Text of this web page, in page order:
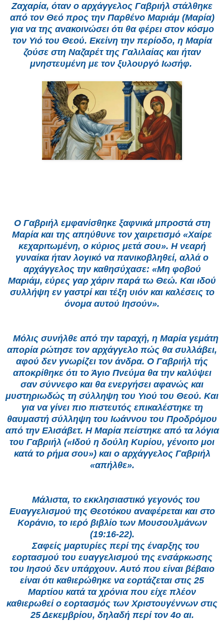
Ζαχαρία, όταν ο αρχάγγελος Γαβριήλ στάλθηκε
από τον Θεό προς την Παρθένο Μαριάμ (Μαρία)
για να της ανακοινώσει ότι θα φέρει στον κόσμο
τον Υιό του Θεού. Εκείνη την περίοδο, η Μαρία
ζούσε στη Ναζαρέτ της Γαλιλαίας και ήταν
μνηστευμένη με τον ξυλουργό Ιωσήφ.
Ο Γαβριήλ εμφανίσθηκε ξαφνικά μπροστά στη
Μαρία και της απηύθυνε τον χαιρετισμό «Χαίρε
κεχαριτωμένη, ο κύριος μετά σου». Η νεαρή
γυναίκα ήταν λογικό να πανικοβληθεί, αλλά ο
αρχάγγελος την καθησύχασε: «Μη φοβού
Μαριάμ, εύρες γαρ χάριν παρά τω Θεώ. Και ιδού
συλλήψη εν γαστρί και τέξη υιόν και καλέσεις το
όνομα αυτού Ιησούν».
Μόλις συνήλθε από την ταραχή, η Μαρία γεμάτη
απορία ρώτησε τον αρχάγγελο πώς θα συλλάβει,
αφού δεν γνωρίζει τον άνδρα. Ο Γαβριήλ τής
αποκρίθηκε ότι το Άγιο Πνεύμα θα την καλύψει
σαν σύννεφο και θα ενεργήσει αφανώς και
μυστηριωδώς τη σύλληψη του Υιού του Θεού. Και
για να γίνει πιο πιστευτός επικαλέστηκε τη
θαυμαστή σύλληψη του Ιωάννου του Προδρόμου
από την Ελισάβετ. Η Μαρία πείστηκε από τα λόγια
του Γαβριήλ («Ιδού η δούλη Κυρίου, γένοιτο μοι
κατά το ρήμα σου») και ο αρχάγγελος Γαβριήλ
«απήλθε».
Μάλιστα, το εκκλησιαστικό γεγονός του
Ευαγγελισμού της Θεοτόκου αναφέρεται και στο
Κοράνιο, το ιερό βιβλίο των Μουσουλμάνων
(19:16-22).
Σαφείς μαρτυρίες περί της έναρξης του
εορτασμού του ευαγγελισμού της ενσάρκωσης
του Ιησού δεν υπάρχουν. Αυτό που είναι βέβαιο
είναι ότι καθιερώθηκε να εορτάζεται στις 25
Μαρτίου κατά τα χρόνια που είχε πλέον
καθιερωθεί ο εορτασμός των Χριστουγέννων στις
25 Δεκεμβρίου, δηλαδή περί τον 4ο αι.